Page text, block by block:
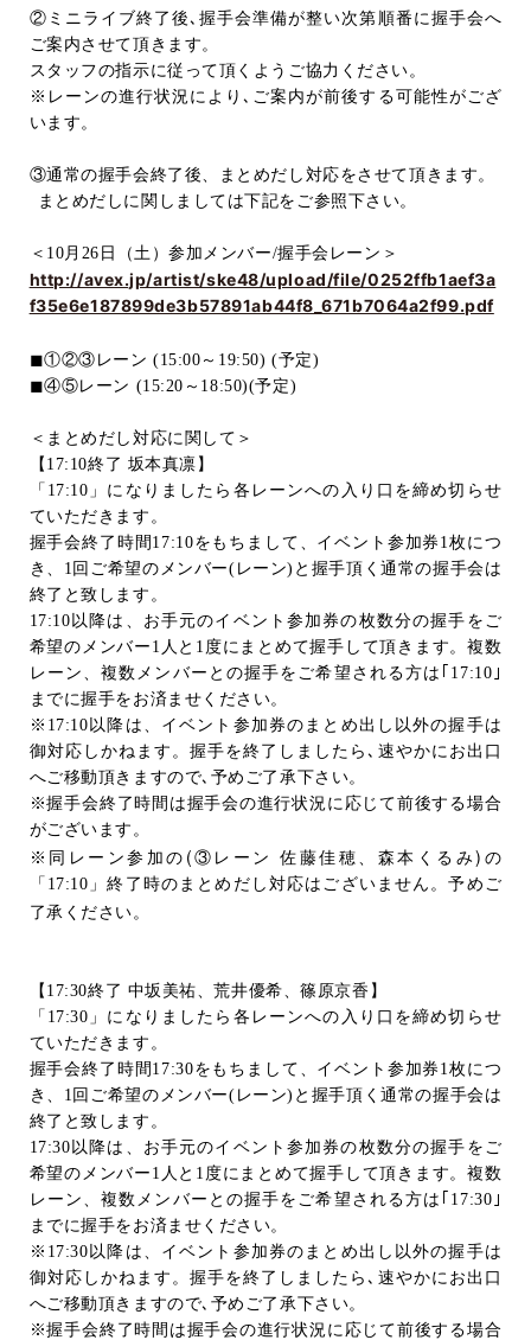
②ミニライブ終了後､握手会準備が整い次第順番に握手会へ
ご案内させて頂きます。
スタッフの指示に従って頂くようご協力ください。
※レーンの進行状況により､ご案内が前後する可能性がござ
います。
③通常の握手会終了後、まとめだし対応をさせて頂きます。
まとめだしに関しましては下記をご参照下さい。
＜ 10月 26 日（土）参加メンバー/握手会レーン＞
http://avex.jp/artist/ske48/upload/file/0252ffb1aef3a
f35e6e187899de3b57891ab44f8_671b7064a2f99.pdf
◼︎①②③レーン (15:00 ～ 19:50) (予定)
◼︎④⑤レーン (15:20 ～ 18:50)(予定)
＜まとめだし対応に関して＞
【 17:10終了 坂本真凛】
「 17:10 」になりましたら各レーンへの入り口を締め切らせ
ていただきます。
握手会終了時間 17:10をもちまして、イベント参加券 1枚につ
き、 1 回ご希望のメンバー( レーン) と握手頂く通常の握手会は
終了と致します。
17:10以降は、お手元のイベント参加券の枚数分の握手をご
希望のメンバー 1 人と 1 度にまとめて握手して頂きます。複数
レーン、複数メンバーとの握手をご希望される方は｢ 17:10 ｣
までに握手をお済ませください。
※ 17:10以降は、イベント参加券のまとめ出し以外の握手は
御対応しかねます。握手を終了しましたら､速やかにお出口
へご移動頂きますので､予めご了承下さい。
※握手会終了時間は握手会の進行状況に応じて前後する場合
がございます。
※同レーン参加の ( ③レーン 佐藤佳穂、森本くるみ) の
「 17:10 」終了時のまとめだし対応はございません。予めご
了承ください。
【 17:30終了 中坂美祐、荒井優希、篠原京香】
「 17:30 」になりましたら各レーンへの入り口を締め切らせ
ていただきます。
握手会終了時間 17:30をもちまして、イベント参加券 1枚につ
き、 1 回ご希望のメンバー( レーン) と握手頂く通常の握手会は
終了と致します。
17:30以降は、お手元のイベント参加券の枚数分の握手をご
希望のメンバー 1 人と 1 度にまとめて握手して頂きます。複数
レーン、複数メンバーとの握手をご希望される方は｢ 17:30 ｣
までに握手をお済ませください。
※ 17:30以降は、イベント参加券のまとめ出し以外の握手は
御対応しかねます。握手を終了しましたら､速やかにお出口
へご移動頂きますので､予めご了承下さい。
※握手会終了時間は握手会の進行状況に応じて前後する場合